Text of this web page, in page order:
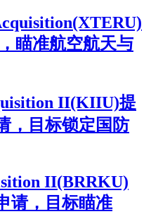
瞄准航空航天与
II(KIIU)提
，目标锁定国防
II(BRRKU)
请，目标瞄准